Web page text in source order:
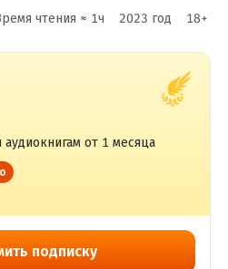
чтения ≈ 1ч 2023 год 18+
от 1 месяца
подписку